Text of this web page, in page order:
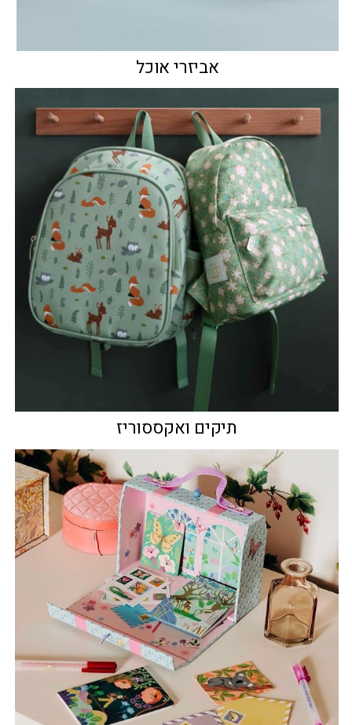
אביזרי אוכל
תיקים ואקססוריז